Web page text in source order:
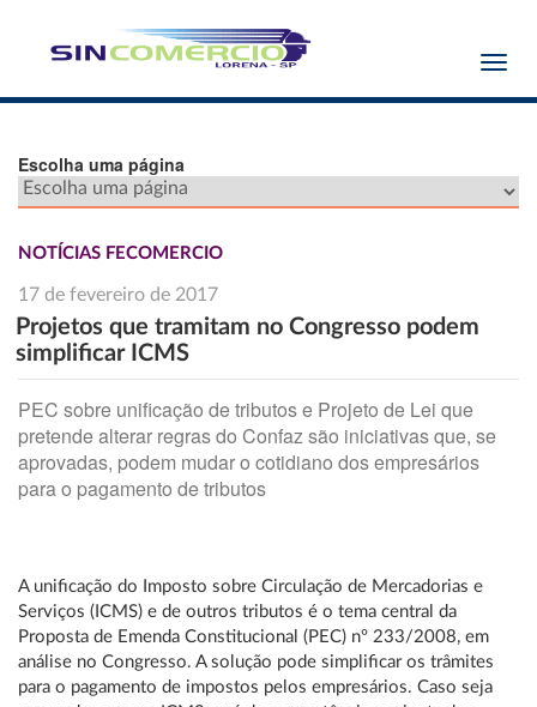
Escolha uma página
NOTÍCIAS FECOMERCIO
17 de fevereiro de 2017
Projetos que tramitam no Congresso podem
simplificar ICMS
PEC sobre unificação de tributos e Projeto de Lei que
pretende alterar regras do Confaz são iniciativas que, se
aprovadas, podem mudar o cotidiano dos empresários
para o pagamento de tributos
A unificação do Imposto sobre Circulação de Mercadorias e
Serviços (ICMS) e de outros tributos é o tema central da
Proposta de Emenda Constitucional (PEC) nº 233/2008, em
análise no Congresso. A solução pode simplificar os trâmites
para o pagamento de impostos pelos empresários. Caso seja